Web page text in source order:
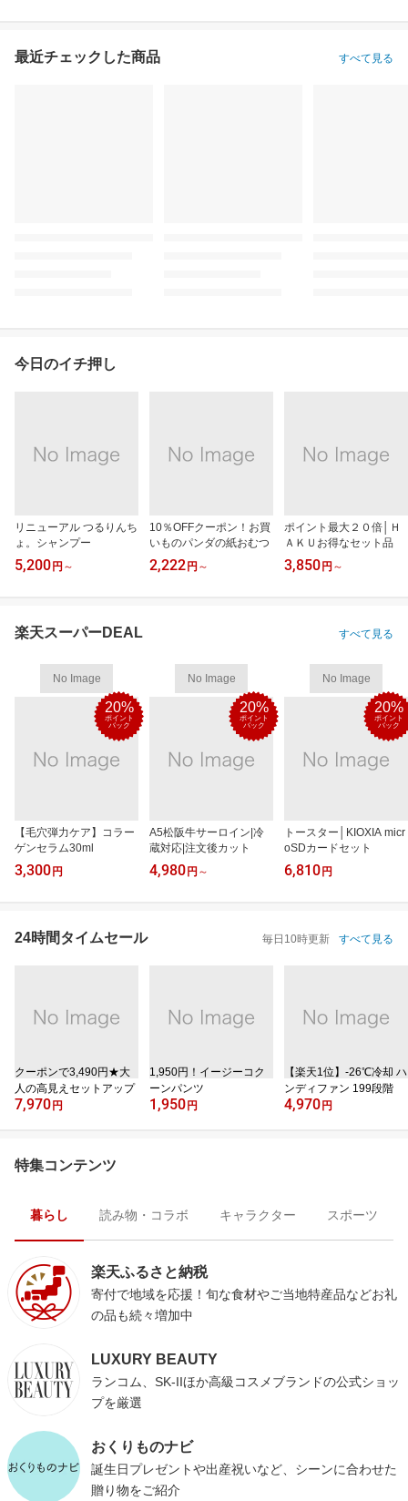
最近チェックした商品 すべて見る
今日のイチ押し
リニューアル つるりんち
ょ。シャンプー
5,200 円 ～
10％OFFクーポン！お買
いものパンダの紙おむつ
2,222 円 ～
ポイント最大２０倍│Ｈ
ＡＫＵお得なセット品
3,850 円 ～
楽天スーパーDEAL すべて見る
No Image
20%
ポイント
バック
【毛穴弾力ケア】コラー
ゲンセラム30ml
3,300 円
No Image
20%
ポイント
バック
A5松阪牛サーロイン|冷
蔵対応|注文後カット
4,980 円 ～
No Image
20%
ポイント
バック
トースター│KIOXIA micr
oSDカードセット
6,810 円
24時間タイムセール 毎日10時更新 すべて見る
クーポンで3,490円★大
人の高見えセットアップ
7,970 円
1,950円！イージーコク
ーンパンツ
1,950 円
【楽天1位】‐26℃冷却 ハ
ンディファン 199段階
4,970 円
特集コンテンツ
暮らし 読み物・コラボ キャラクター スポーツ
楽天ふるさと納税
寄付で地域を応援！旬な食材やご当地特産品などお礼
の品も続々増加中
LUXURY BEAUTY
ランコム、SK-IIほか高級コスメブランドの公式ショッ
プを厳選
おくりものナビ
誕生日プレゼントや出産祝いなど、シーンに合わせた
贈り物をご紹介